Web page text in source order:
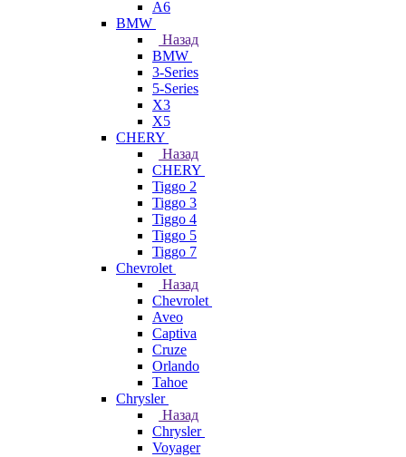
A6
BMW
Назад
BMW
3-Series
5-Series
X3
X5
CHERY
Назад
CHERY
Tiggo 2
Tiggo 3
Tiggo 4
Tiggo 5
Tiggo 7
Chevrolet
Назад
Chevrolet
Aveo
Captiva
Cruze
Orlando
Tahoe
Chrysler
Назад
Chrysler
Voyager